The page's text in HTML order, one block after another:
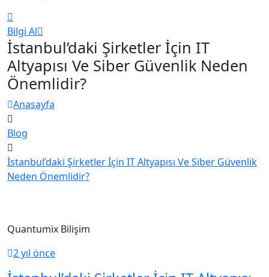
Bilgi Al
İstanbul’daki Şirketler İçin IT
Altyapısı Ve Siber Güvenlik Neden
Önemlidir?
Anasayfa
Blog
İstanbul’daki Şirketler İçin IT Altyapısı Ve Siber Güvenlik
Neden Önemlidir?
Quantumix Bilişim
2 yıl önce